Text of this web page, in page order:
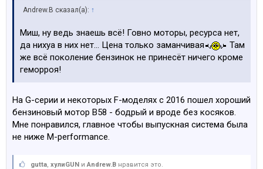
- у любой F серии отгнивает защита тормозных
дисков, она алюминиевая.
А мотор да, но едет хорошо!)
Andrew.B сказал(а): ↑
Миш, ну ведь знаешь всё! Говно моторы, ресурса нет,
да нихуа в них нет... Цена только заманчивая
Там
же всё поколение бензинок не принесёт ничего кроме
геморроя!
На G-серии и некоторых F-моделях с 2016 пошел хороший
бензиновый мотор B58 - бодрый и вроде без косяков.
Мне понравился, главное чтобы выпускная система была
не ниже M-performance.
gutta, хулиGUN иAndrew.B нравится это.